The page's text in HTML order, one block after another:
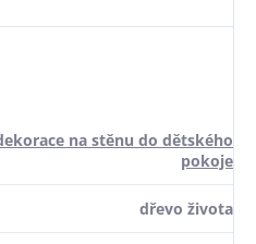
na stěnu do dětského
pokoje
dřevo života